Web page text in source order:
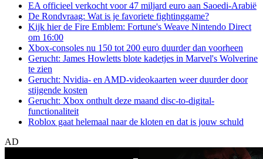
EA officieel verkocht voor 47 miljard euro aan Saoedi-Arabië
De Rondvraag: Wat is je favoriete fightinggame?
Kijk hier de Fire Emblem: Fortune's Weave Nintendo Direct
om 16:00
Xbox-consoles nu 150 tot 200 euro duurder dan voorheen
Gerucht: James Howletts blote kadetjes in Marvel's Wolverine
te zien
Gerucht: Nvidia- en AMD-videokaarten weer duurder door
stijgende kosten
Gerucht: Xbox onthult deze maand disc-to-digital-
functionaliteit
Roblox gaat helemaal naar de kloten en dat is jouw schuld
AD